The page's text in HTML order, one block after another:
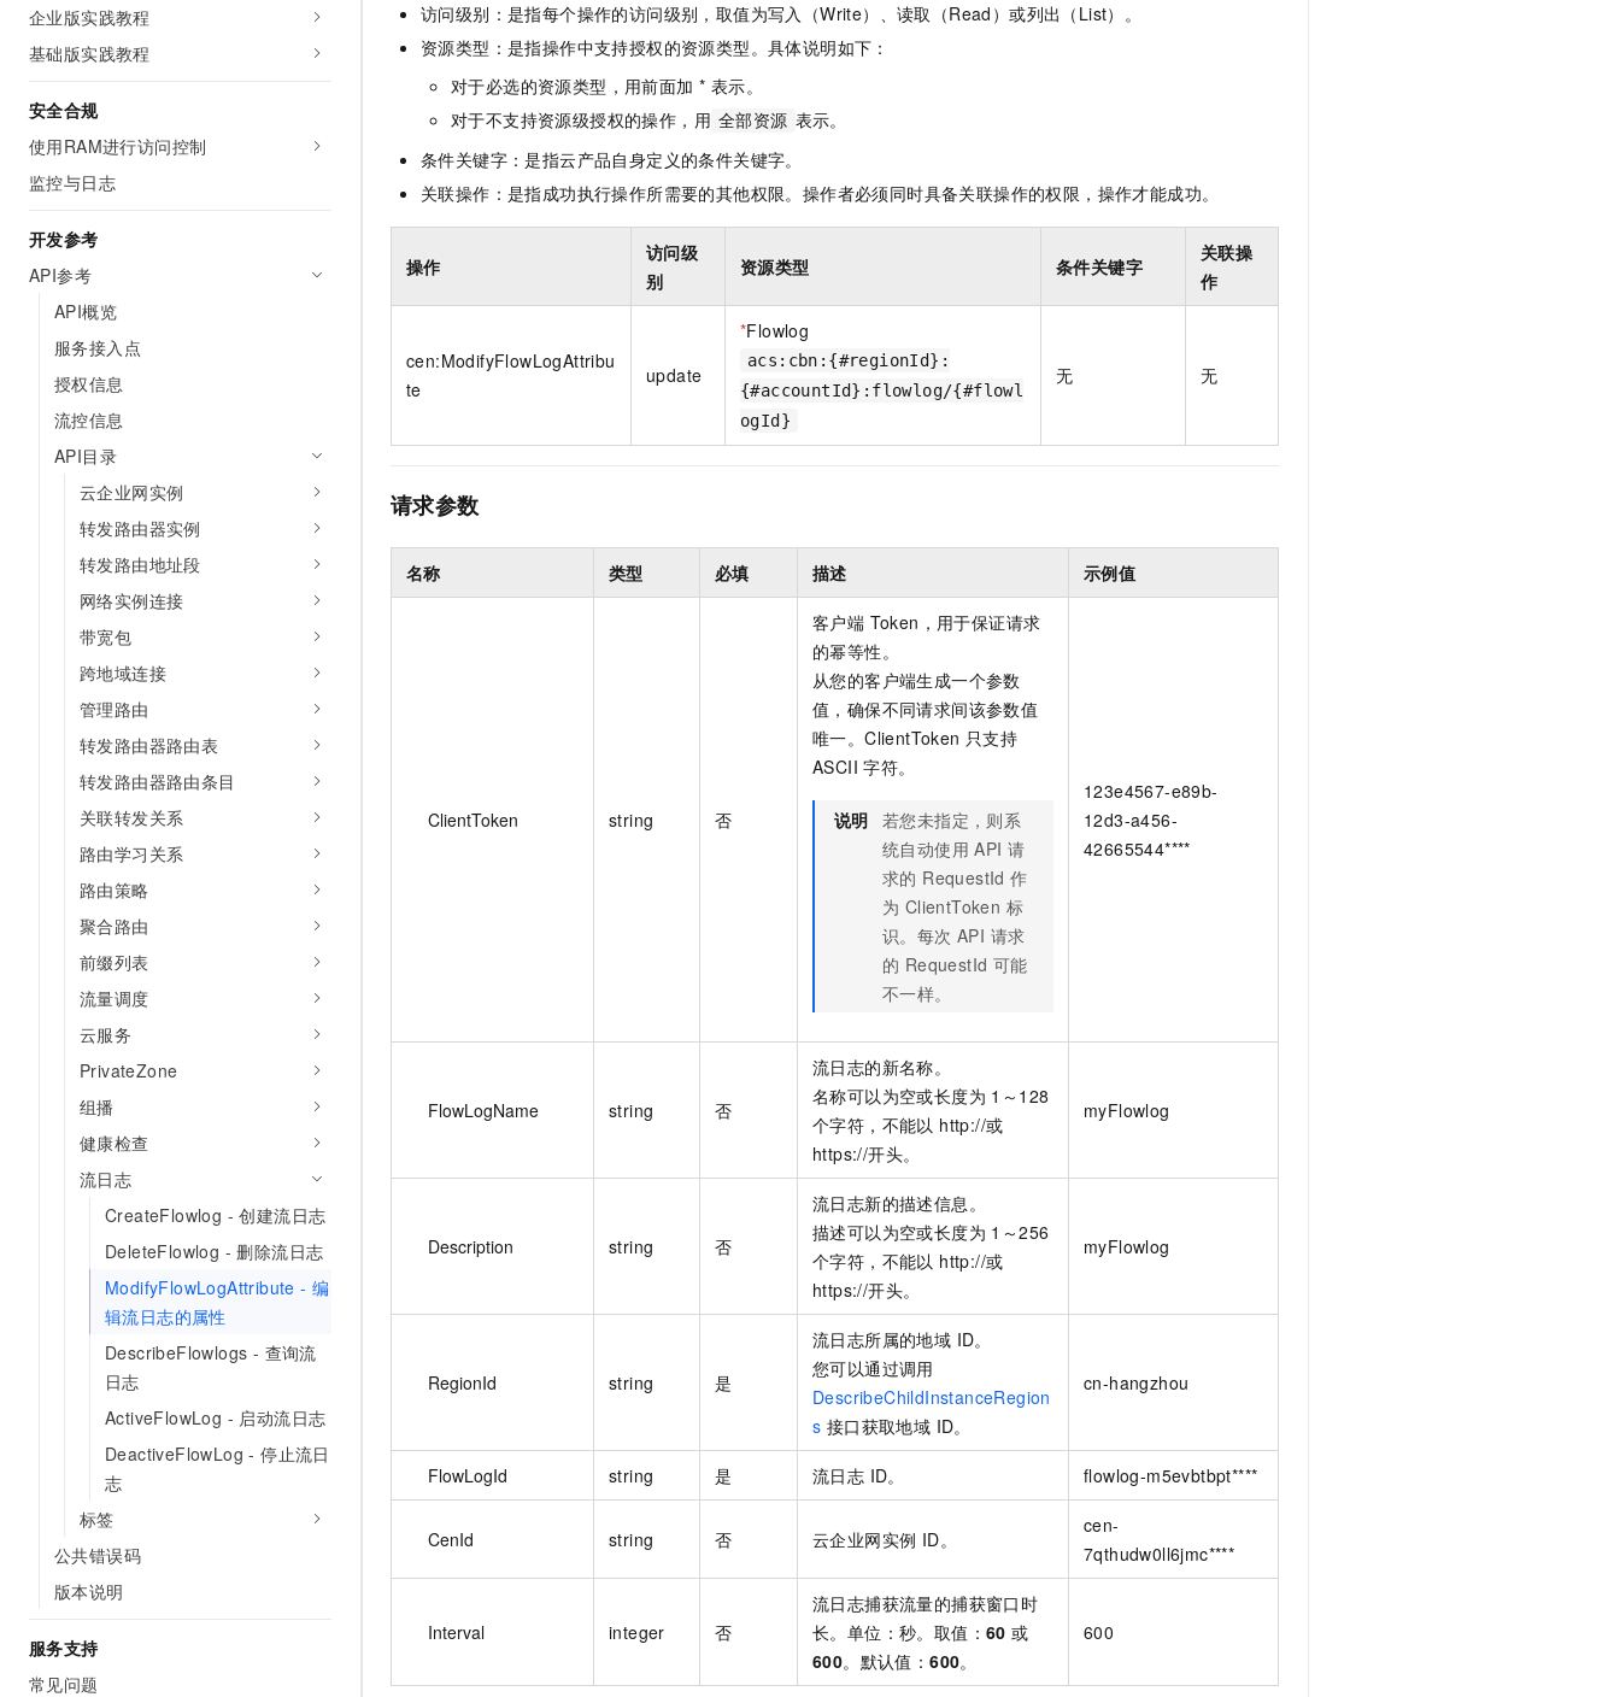
企业版实践教程
基础版实践教程
安全合规
使用RAM进行访问控制
监控与日志
开发参考
API参考
API概览
服务接入点
授权信息
流控信息
API目录
云企业网实例
转发路由器实例
转发路由地址段
网络实例连接
带宽包
跨地域连接
管理路由
转发路由器路由表
转发路由器路由条目
关联转发关系
路由学习关系
路由策略
聚合路由
前缀列表
流量调度
云服务
PrivateZone
组播
健康检查
流日志
CreateFlowlog - 创建流日志
DeleteFlowlog - 删除流日志
ModifyFlowLogAttribute - 编
辑流日志的属性
DescribeFlowlogs - 查询流
日志
ActiveFlowLog - 启动流日志
DeactiveFlowLog - 停止流日
志
标签
公共错误码
版本说明
服务支持
常见问题
访问级别：是指每个操作的访问级别，取值为写入（Write）、读取（Read）或列出（List）。
资源类型：是指操作中支持授权的资源类型。具体说明如下：
对于必选的资源类型，用前面加 * 表示。
对于不支持资源级授权的操作，用 全部资源 表示。
条件关键字：是指云产品自身定义的条件关键字。
关联操作：是指成功执行操作所需要的其他权限。操作者必须同时具备关联操作的权限，操作才能成功。
操作
访问级
别
资源类型 条件关键字
关联操
作
cen:ModifyFlowLogAttribu
te
update
*Flowlog
acs:cbn:{#regionId}:
{#accountId}:flowlog/{#flowl
ogId}
无 无
请求参数
名称 类型 必填 描述 示例值
ClientToken string 否
客户端 Token，用于保证请求
的幂等性。
从您的客户端生成一个参数
值，确保不同请求间该参数值
唯一。ClientToken 只支持
ASCII 字符。
说明 若您未指定，则系
统自动使用 API 请
求的 RequestId 作
为 ClientToken 标
识。每次 API 请求
的 RequestId 可能
不一样。
123e4567-e89b-
12d3-a456-
42665544****
FlowLogName string 否
流日志的新名称。
名称可以为空或长度为 1～128
个字符，不能以 http://或
https://开头。
myFlowlog
Description string 否
流日志新的描述信息。
描述可以为空或长度为 1～256
个字符，不能以 http://或
https://开头。
myFlowlog
RegionId string 是
流日志所属的地域 ID。
您可以通过调用
DescribeChildInstanceRegion
s 接口获取地域 ID。
cn-hangzhou
FlowLogId string 是 流日志 ID。 flowlog-m5evbtbpt****
CenId string 否 云企业网实例 ID。
cen-
7qthudw0ll6jmc****
Interval integer 否
流日志捕获流量的捕获窗口时
长。单位：秒。取值： 60 或
600。默认值：600。
600
依托云原生高可用架构,实现Dify私有化部署
10 分钟在聊天系统中增加一个 AI 助手
在企业官网、通讯软件中为客户提供 AI 客服
用1%尺寸在特定领域达到大模型90%以上效果
即刻拥有 DeepSeek-R1 满血版
迁移与运维管理